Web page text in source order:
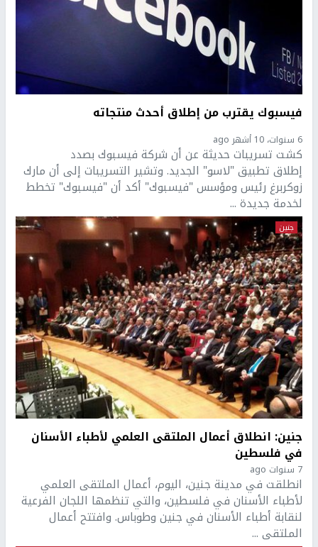
فيسبوك يقترب من إطلاق أحدث منتجاته
6 سنوات، 10 أشهر ago
كشت تسريبات حديثة عن أن شركة فيسبوك بصدد
إطلاق تطبيق "لاسو" الجديد. وتشير التسريبات إلى أن مارك
زوكربرغ رئيس ومؤسس "فيسبوك" أكد أن "فيسبوك" تخطط
لخدمة جديدة ...
جنين
جنين: انطلاق أعمال الملتقى العلمي لأطباء الأسنان
في فلسطين
7 سنوات ago
انطلقت في مدينة جنين، اليوم، أعمال الملتقى العلمي
لأطباء الأسنان في فلسطين، والتي تنظمها اللجان الفرعية
لنقابة أطباء الأسنان في جنين وطوباس. وافتتح أعمال
الملتقى ...